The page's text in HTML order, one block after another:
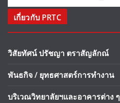
เกี่ยวกับ PRTC
วิสัยทัศน์ ปรัชญา ตราสัญลักณ์
พันธกิจ / ยุทธศาสตร์การทำงาน
บริเวณวิทยาลัยฯและอาคารต่าง ๆ